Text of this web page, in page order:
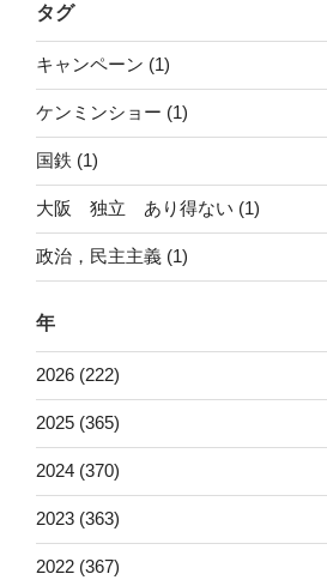
タグ
キャンペーン (1)
ケンミンショー (1)
国鉄 (1)
大阪 独立 あり得ない (1)
政治，民主主義 (1)
年
2026 (222)
2025 (365)
2024 (370)
2023 (363)
2022 (367)